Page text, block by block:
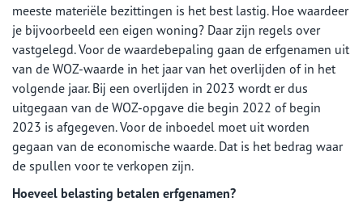
meeste materiële bezittingen is het best lastig. Hoe waardeer
je bijvoorbeeld een eigen woning? Daar zijn regels over
vastgelegd. Voor de waardebepaling gaan de erfgenamen uit
van de WOZ-waarde in het jaar van het overlijden of in het
volgende jaar. Bij een overlijden in 2023 wordt er dus
uitgegaan van de WOZ-opgave die begin 2022 of begin
2023 is afgegeven. Voor de inboedel moet uit worden
gegaan van de economische waarde. Dat is het bedrag waar
de spullen voor te verkopen zijn.
Hoeveel belasting betalen erfgenamen?